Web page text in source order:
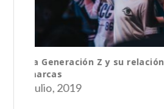
Un vistazo a la salud de
Sociales en 2019
26 junio, 2019